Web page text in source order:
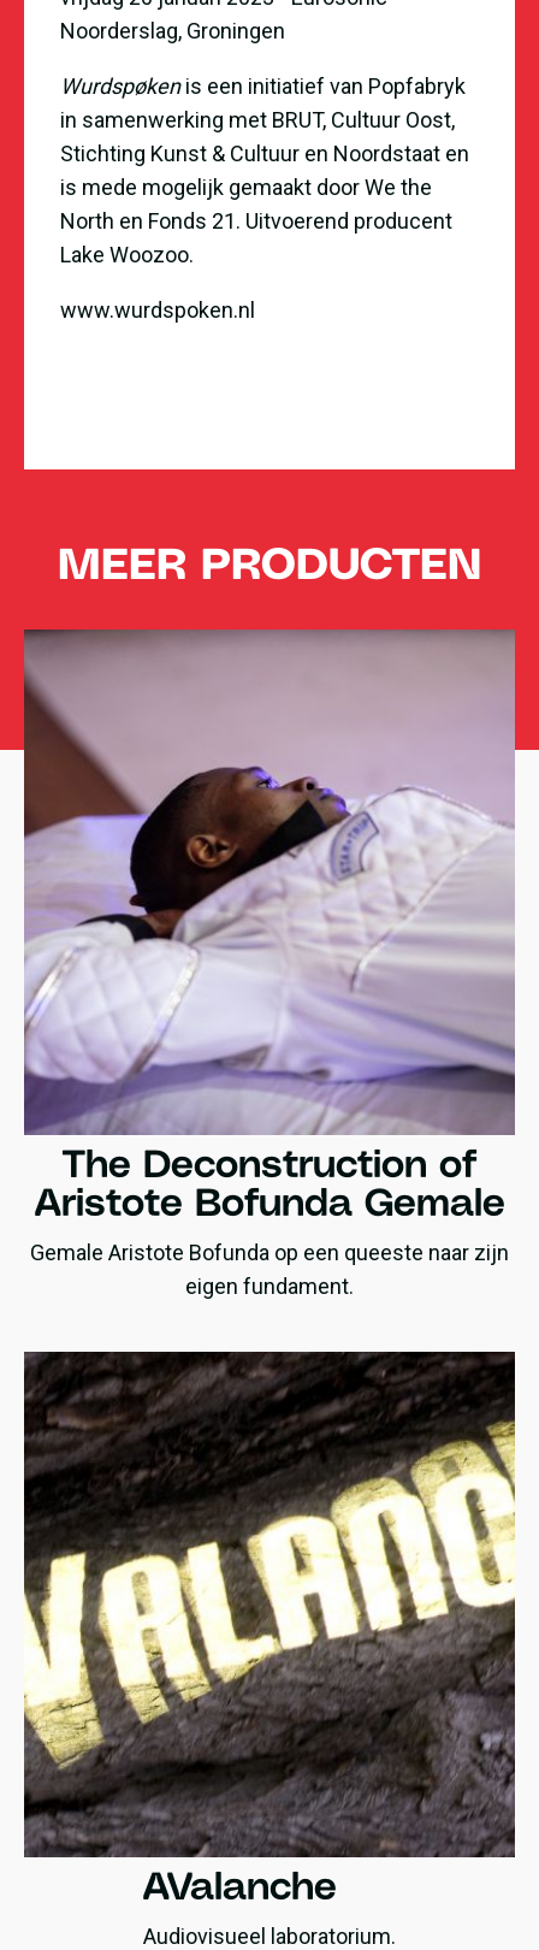
Noorderslag, Groningen
Wurdspøkenis een initiatief van Popfabryk
in samenwerking met BRUT, Cultuur Oost,
Stichting Kunst & Cultuur en Noordstaat en
is mede mogelijk gemaakt door We the
North en Fonds 21. Uitvoerend producent
Lake Woozoo.
www.wurdspoken.nl
MEER PRODUCTEN
The Deconstruction of
Aristote Bofunda Gemale
Gemale Aristote Bofunda op een queeste naar zijn
eigen fundament.
AValanche
Audiovisueel laboratorium.